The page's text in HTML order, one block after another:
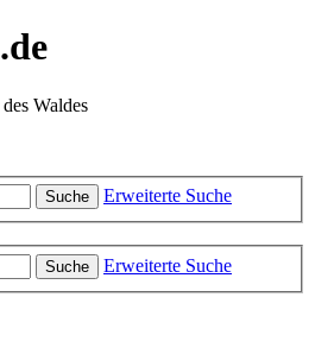
Waldes
Suche Erweiterte Suche
Suche Erweiterte Suche